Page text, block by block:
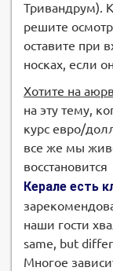
Тривандрум).
решите
оставите при
носках, если
Хотите на
на эту тему,
курс евро/
все же мы
Керале есть
наши гости
same, but
Многое